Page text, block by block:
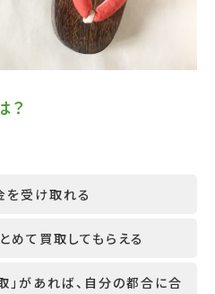
？
を受け取れる
めて買取してもらえる
」があれば、自分の都合に合